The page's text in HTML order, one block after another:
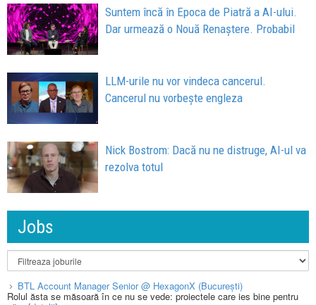
Suntem încă în Epoca de Piatră a AI-ului.
Dar urmează o Nouă Renaștere. Probabil
LLM-urile nu vor vindeca cancerul.
Cancerul nu vorbește engleza
Nick Bostrom: Dacă nu ne distruge, AI-ul va
rezolva totul
Jobs
BTL Account Manager Senior @ HexagonX (București)
Rolul ăsta se măsoară în ce nu se vede: proiectele care ies bine pentru